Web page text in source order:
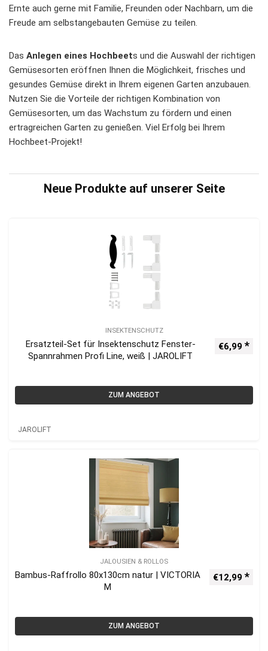
Ernte auch gerne mit Familie, Freunden oder Nachbarn, um die
Freude am selbstangebauten Gemüse zu teilen.
Das Anlegen eines Hochbeets und die Auswahl der richtigen
Gemüsesorten eröffnen Ihnen die Möglichkeit, frisches und
gesundes Gemüse direkt in Ihrem eigenen Garten anzubauen.
Nutzen Sie die Vorteile der richtigen Kombination von
Gemüsesorten, um das Wachstum zu fördern und einen
ertragreichen Garten zu genießen. Viel Erfolg bei Ihrem
Hochbeet-Projekt!
Neue Produkte auf unserer Seite
INSEKTENSCHUTZ
Ersatzteil-Set für Insektenschutz Fenster-
Spannrahmen Profi Line, weiß | JAROLIFT
€6,99
ZUM ANGEBOT
JAROLIFT
JALOUSIEN & ROLLOS
Bambus-Raffrollo 80x130cm natur | VICTORIA
M
€12,99
ZUM ANGEBOT